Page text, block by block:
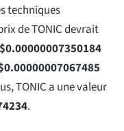
techniques
de TONIC devrait
$0.00000007350184
0.00000007067485
TONIC a une valeur
.